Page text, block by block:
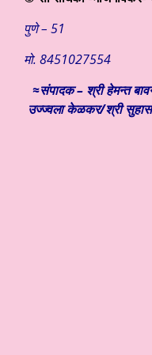
पुणे – 51
मो. 8451027554
≈संपादक – श्री हेमन्त
उज्ज्वला केळकर/श्री